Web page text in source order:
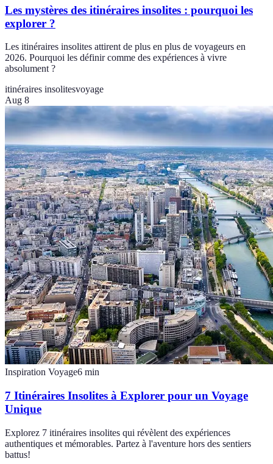
Les mystères des itinéraires insolites : pourquoi les
explorer ?
Les itinéraires insolites attirent de plus en plus de voyageurs en
2026. Pourquoi les définir comme des expériences à vivre
absolument ?
itinéraires insolitesvoyage
Aug 8
Inspiration Voyage6 min
7 Itinéraires Insolites à Explorer pour un Voyage
Unique
Explorez 7 itinéraires insolites qui révèlent des expériences
authentiques et mémorables. Partez à l'aventure hors des sentiers
battus!